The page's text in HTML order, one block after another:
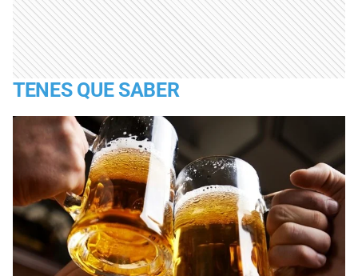
TENES QUE SABER